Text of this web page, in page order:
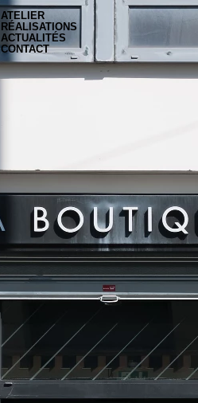
ATELIER
RÉALISATIONS
ACTUALITÉS
CONTACT